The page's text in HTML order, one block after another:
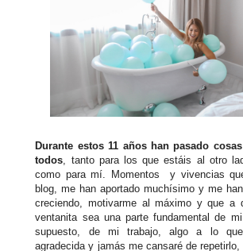
Durante estos 11 años han pasado
todos, tanto para los que estáis al otro
como para mí. Momentos y vivencias
blog, me han aportado muchísimo y me
creciendo, motivarme al máximo y que a
ventanita sea una parte fundamental de
supuesto, de mi trabajo, algo a lo
agradecida y jamás me cansaré de